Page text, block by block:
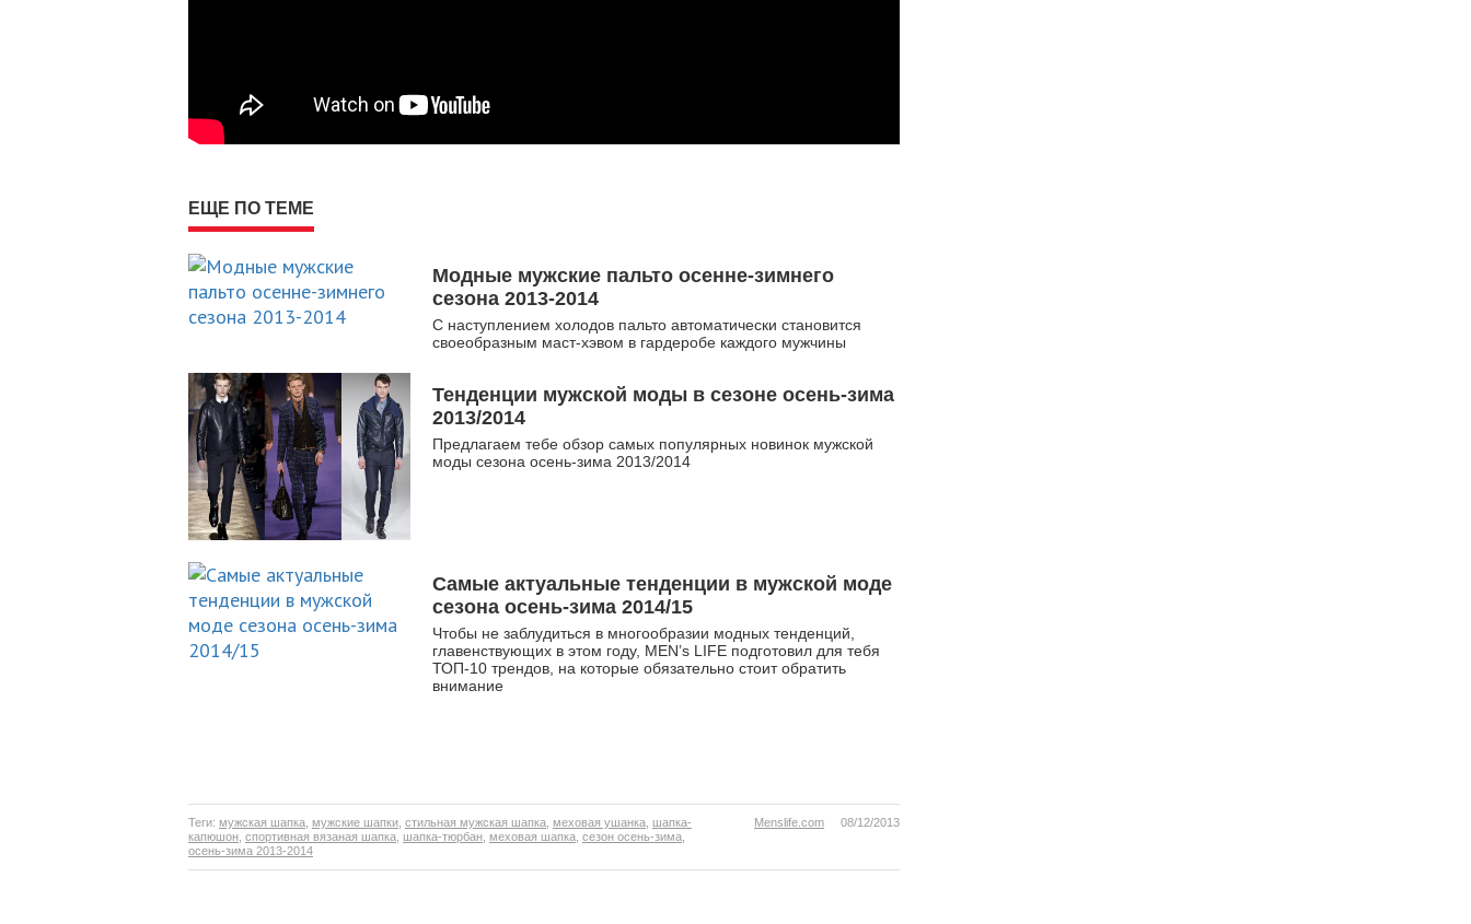
ЕЩЕ ПО ТЕМЕ
Модные мужские пальто осенне-зимнего
сезона 2013-2014
С наступлением холодов пальто автоматически становится
своеобразным маст-хэвом в гардеробе каждого мужчины
Тенденции мужской моды в сезоне осень-зима
2013/2014
Предлагаем тебе обзор самых популярных новинок мужской
моды сезона осень-зима 2013/2014
Самые актуальные тенденции в мужской моде
сезона осень-зима 2014/15
Чтобы не заблудиться в многообразии модных тенденций,
главенствующих в этом году, MEN’s LIFE подготовил для тебя
ТОП-10 трендов, на которые обязательно стоит обратить
внимание
Теги: мужская шапка мужские шапки стильная мужская шапка меховая ушанка шапка-
капюшон спортивная вязаная шапка шапка-тюрбан меховая шапка сезон осень-зима
осень-зима 2013-2014
08/12/2013
Menslife.com